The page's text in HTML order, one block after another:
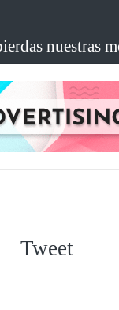
nuestras
Tweet